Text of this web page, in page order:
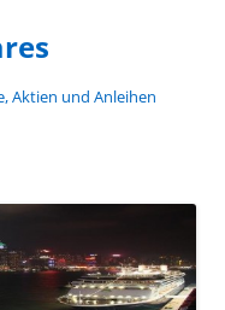
Aktien und Anleihen